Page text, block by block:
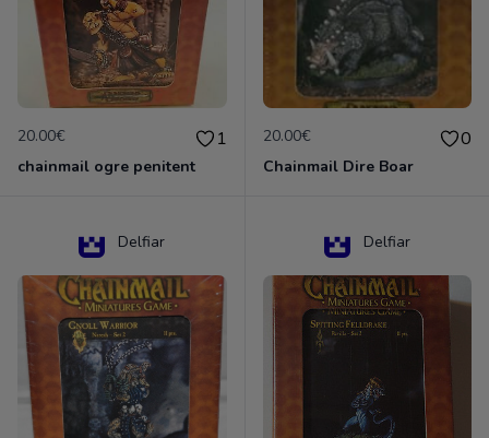
20.00€ 1
chainmail ogre penitent
20.00€ 0
Chainmail Dire Boar
Delfiar Delfiar